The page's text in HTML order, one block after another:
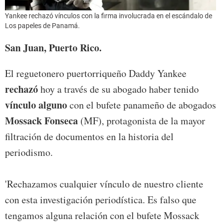
Yankee rechazó vínculos con la firma involucrada en el escándalo de
Los papeles de Panamá.
San Juan, Puerto Rico.
El reguetonero puertorriqueño Daddy Yankee
rechazóhoy a través de su abogado haber tenido
vínculo algunocon el bufete panameño de abogados
Mossack Fonseca (MF), protagonista de la mayor
filtración de documentos en la historia del
periodismo.
'Rechazamos cualquier vínculo de nuestro cliente
con esta investigación periodística. Es falso que
tengamos alguna relación con el bufete Mossack